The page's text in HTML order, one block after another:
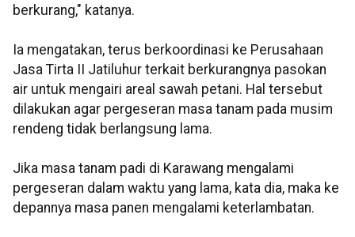
berkurang," katanya.
Ia mengatakan, terus berkoordinasi ke Perusahaan
Jasa Tirta II Jatiluhur terkait berkurangnya pasokan
air untuk mengairi areal sawah petani. Hal tersebut
dilakukan agar pergeseran masa tanam pada musim
rendeng tidak berlangsung lama.
Jika masa tanam padi di Karawang mengalami
pergeseran dalam waktu yang lama, kata dia, maka ke
depannya masa panen mengalami keterlambatan.